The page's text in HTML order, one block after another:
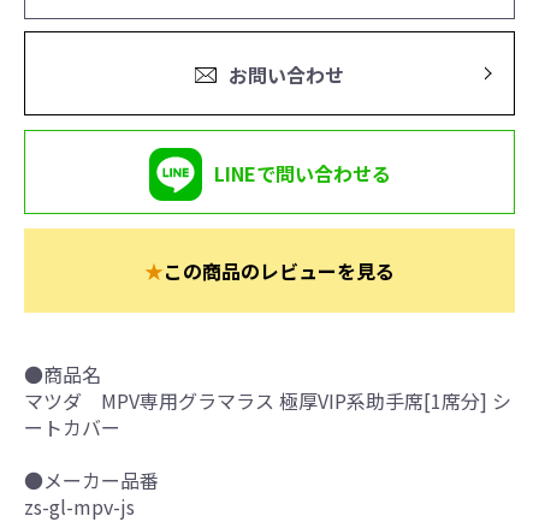
お問い合わせ
LINEで問い合わせる
★この商品のレビューを見る
●商品名
マツダ MPV専用グラマラス 極厚VIP系助手席[1席分] シ
ートカバー
●メーカー品番
zs-gl-mpv-js